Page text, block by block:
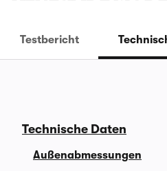
Testbericht
Technische Daten
Außenabmessungen